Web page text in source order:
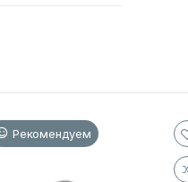
Рекомендуем